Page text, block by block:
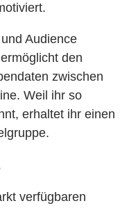
Audience
den
zwischen
Weil ihr so
erhaltet ihr einen
verfügbaren